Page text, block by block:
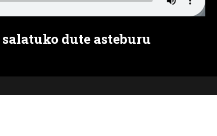
dute asteburu